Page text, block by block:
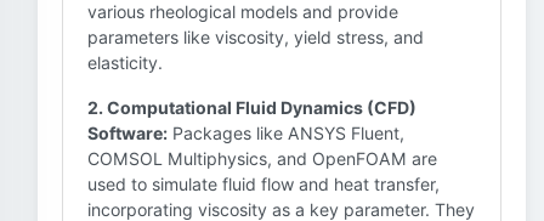
various rheological models and provide
parameters like viscosity, yield stress, and
elasticity.
2. Computational Fluid Dynamics (CFD)
Software: Packages like ANSYS Fluent,
COMSOL Multiphysics, and OpenFOAM are
used to simulate fluid flow and heat transfer,
incorporating viscosity as a key parameter. They